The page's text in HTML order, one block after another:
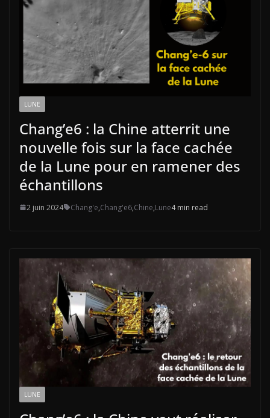
LUNE
Chang’e6 : la Chine atterrit une
nouvelle fois sur la face cachée
de la Lune pour en ramener des
échantillons
2 juin 2024 Chang'e,Chang'e6,Chine,Lune4 min read
LUNE